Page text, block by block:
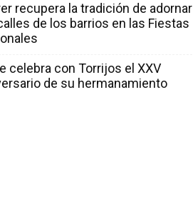
recupera la tradición de adornar
de los barrios en las Fiestas
celebra con Torrijos el XXV
de su hermanamiento